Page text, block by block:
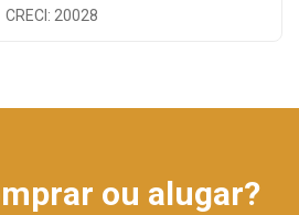
CRECI: 20028
ou alugar?